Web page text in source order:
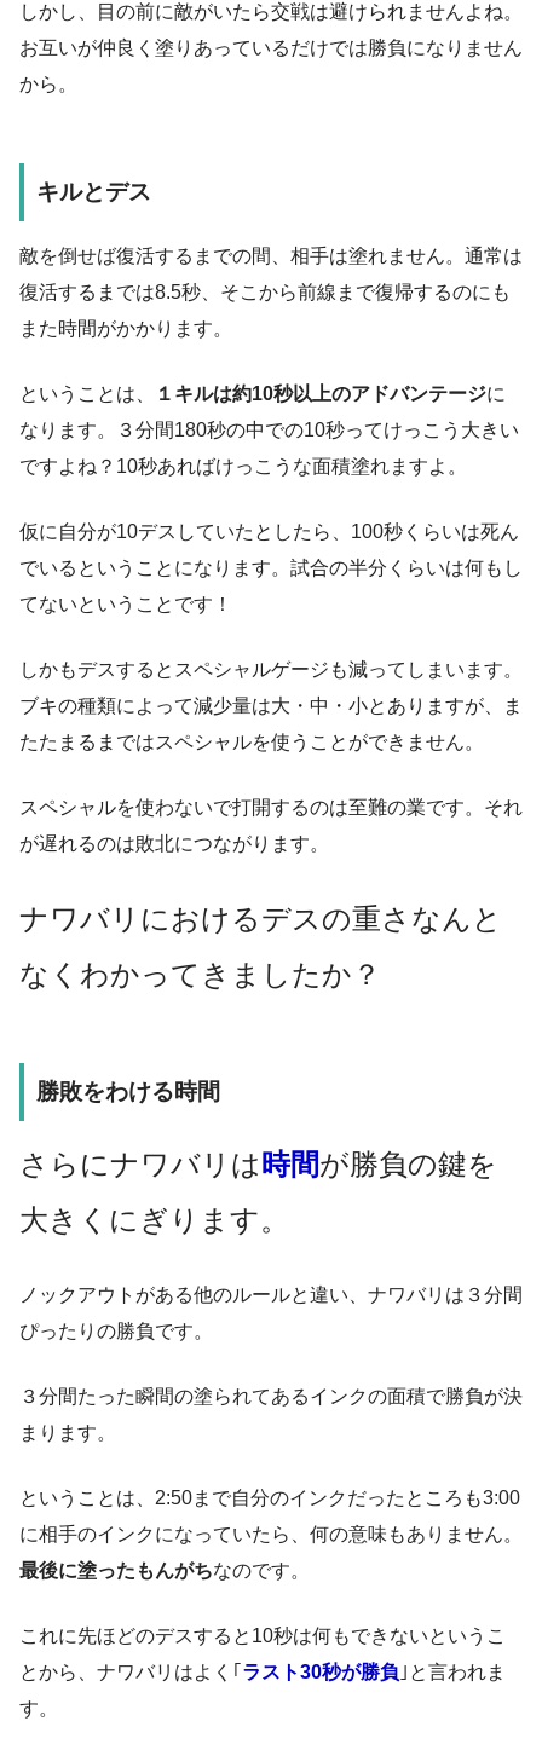
しかし、目の前に敵がいたら交戦は避けられませんよね。
お互いが仲良く塗りあっているだけでは勝負になりません
から。
キルとデス
敵を倒せば復活するまでの間、相手は塗れません。通常は
復活するまでは8.5秒、そこから前線まで復帰するのにも
また時間がかかります。
ということは、 １キルは約10秒以上のアドバンテージに
なります。３分間180秒の中での10秒ってけっこう大きい
ですよね？10秒あればけっこうな面積塗れますよ。
仮に自分が10デスしていたとしたら、100秒くらいは死ん
でいるということになります。試合の半分くらいは何もし
てないということです！
しかもデスするとスペシャルゲージも減ってしまいます。
ブキの種類によって減少量は大・中・小とありますが、ま
たたまるまではスペシャルを使うことができません。
スペシャルを使わないで打開するのは至難の業です。それ
が遅れるのは敗北につながります。
ナワバリにおけるデスの重さなんと
なくわかってきましたか？
勝敗をわける時間
さらにナワバリは 時間が勝負の鍵を
大きくにぎります。
ノックアウトがある他のルールと違い、ナワバリは３分間
ぴったりの勝負です。
３分間たった瞬間の塗られてあるインクの面積で勝負が決
まります。
ということは、2:50まで自分のインクだったところも3:00
に相手のインクになっていたら、何の意味もありません。
最後に塗ったもんがちなのです。
これに先ほどのデスすると10秒は何もできないというこ
とから、ナワバリはよく｢ ラスト30秒が勝負 ｣と言われま
す。